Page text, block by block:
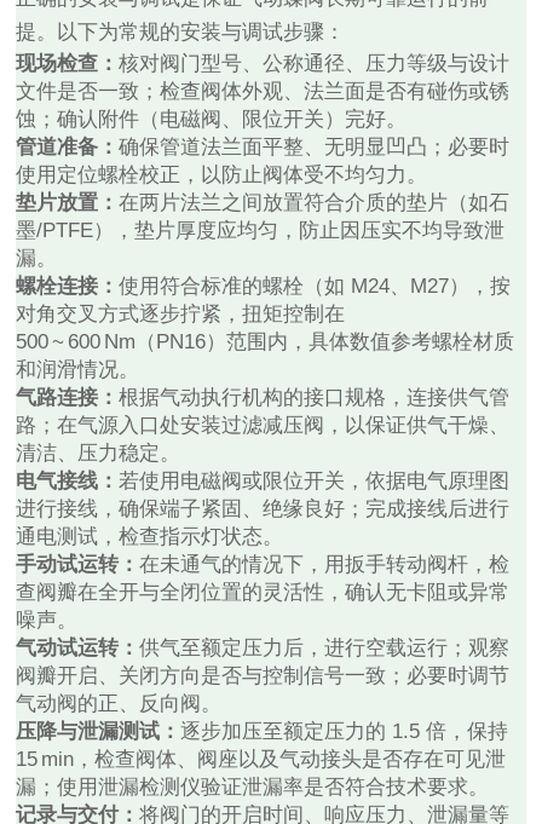
提。以下为常规的安装与调试步骤：
现场检查：核对阀门型号、公称通径、压力等级与设计
文件是否一致；检查阀体外观、法兰面是否有碰伤或锈
蚀；确认附件（电磁阀、限位开关）完好。
管道准备：确保管道法兰面平整、无明显凹凸；必要时
使用定位螺栓校正，以防止阀体受不均匀力。
垫片放置：在两片法兰之间放置符合介质的垫片（如石
墨/PTFE），垫片厚度应均匀，防止因压实不均导致泄
漏。
螺栓连接：使用符合标准的螺栓（如 M24、M27），按
对角交叉方式逐步拧紧，扭矩控制在
500 ~ 600 Nm（PN16）范围内，具体数值参考螺栓材质
和润滑情况。
气路连接：根据气动执行机构的接口规格，连接供气管
路；在气源入口处安装过滤减压阀，以保证供气干燥、
清洁、压力稳定。
电气接线：若使用电磁阀或限位开关，依据电气原理图
进行接线，确保端子紧固、绝缘良好；完成接线后进行
通电测试，检查指示灯状态。
手动试运转：在未通气的情况下，用扳手转动阀杆，检
查阀瓣在全开与全闭位置的灵活性，确认无卡阻或异常
噪声。
气动试运转：供气至额定压力后，进行空载运行；观察
阀瓣开启、关闭方向是否与控制信号一致；必要时调节
气动阀的正、反向阀。
压降与泄漏测试：逐步加压至额定压力的 1.5 倍，保持
15 min，检查阀体、阀座以及气动接头是否存在可见泄
漏；使用泄漏检测仪验证泄漏率是否符合技术要求。
记录与交付：将阀门的开启时间、响应压力、泄漏量等